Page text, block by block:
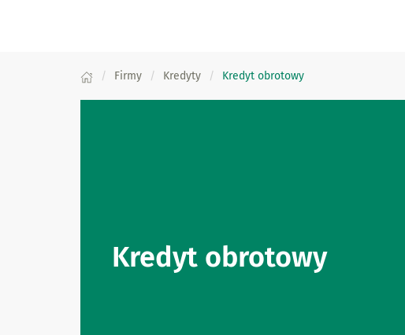
Firmy Kredyty Kredyt obrotowy
Kredyt obrotowy